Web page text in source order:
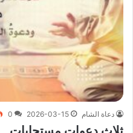
دعاة الشام 2026-03-15
0